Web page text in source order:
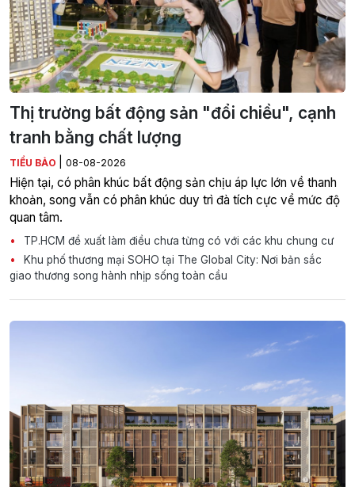
Thị trường bất động sản "đổi chiều", cạnh
tranh bằng chất lượng
TIỂU BẢO 08-08-2026
Hiện tại, có phân khúc bất động sản chịu áp lực lớn về thanh
khoản, song vẫn có phân khúc duy trì đà tích cực về mức độ
quan tâm.
TP.HCM đề xuất làm điều chưa từng có với các khu chung cư
Khu phố thương mại SOHO tại The Global City: Nơi bản sắc
giao thương song hành nhịp sống toàn cầu